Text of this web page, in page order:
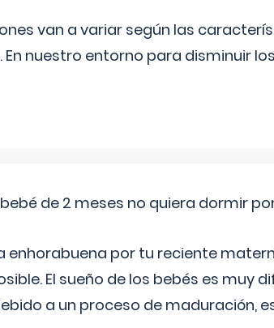
van a variar según las
nuestro entorno para disminuir
de 2 meses no quiera dormir
enhorabuena por tu reciente
El sueño de los bebés es muy
a un proceso de maduración,